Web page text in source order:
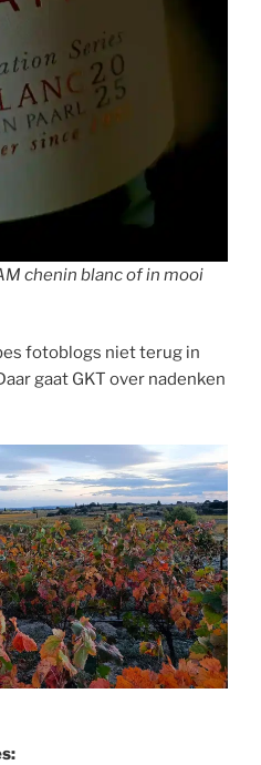
chenin blanc of in mooi
fotoblogs niet terug in
gaat GKT over nadenken